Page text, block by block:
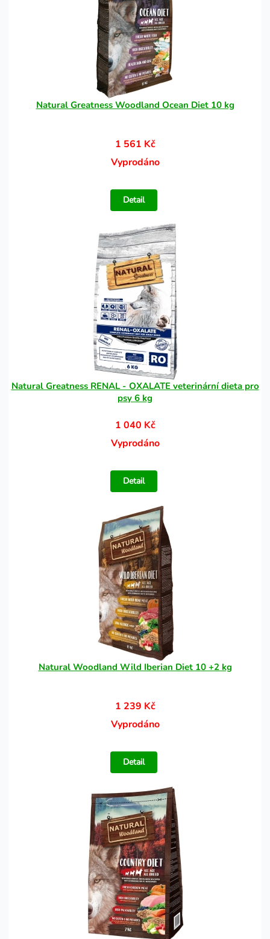
Natural Greatness Woodland Ocean Diet 10 kg
1 561 Kč
Vyprodáno
Detail
Natural Greatness RENAL - OXALATE veterinární dieta pro
psy 6 kg
1 040 Kč
Vyprodáno
Detail
Natural Woodland Wild Iberian Diet 10 +2 kg
1 239 Kč
Vyprodáno
Detail